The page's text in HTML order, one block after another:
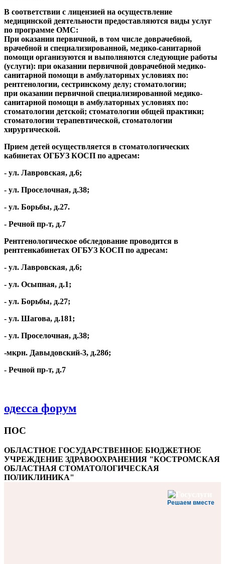
В соответствии с лицензией на осуществление
медицинской деятельности предоставляются виды услуг
по программе ОМС:
При оказании первичной, в том числе доврачебной,
врачебной и специализированной, медико-санитарной
помощи организуются и выполняются следующие работы
(услуги): при оказании первичной доврачебной медико-
санитарной помощи в амбулаторных условиях по:
рентгенологии, сестринскому делу; стоматологии;
при оказании первичной специализированной медико-
санитарной помощи в амбулаторных условиях по:
стоматологии детской; стоматологии общей практики;
стоматологии терапевтической, стоматологии
хирургической.
Прием детей осуществляется в стоматологических
кабинетах ОГБУЗ КОСП по адресам:
- ул. Лавровская, д.6;
- ул. Проселочная, д.38;
- ул. Борьбы, д.27.
- Речной пр-т, д.7
Рентгенологическое обследование проводится в
рентгенкабинетах ОГБУЗ КОСП по адресам:
- ул. Лавровская, д.6;
- ул. Осыпная, д.1;
- ул. Борьбы, д.27;
- ул. Шагова, д.181;
- ул. Проселочная, д.38;
-мкрн. Давыдовский-3, д.28б;
- Речной пр-т, д.7
одесса форум
ПОС
ОБЛАСТНОЕ ГОСУДАРСТВЕННОЕ БЮДЖЕТНОЕ
УЧРЕЖДЕНИЕ ЗДРАВООХРАНЕНИЯ "КОСТРОМСКАЯ
ОБЛАСТНАЯ СТОМАТОЛОГИЧЕСКАЯ
ПОЛИКЛИНИКА"
Решаем вместе